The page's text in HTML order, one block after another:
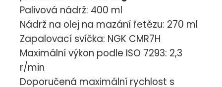
Palivová nádrž: 400 ml
Nádrž na olej na mazání řetězu: 270 ml
Zapalovací svíčka: NGK CMR7H
Maximální výkon podle ISO 7293: 2,3
r/min
Doporučená maximální rychlost s